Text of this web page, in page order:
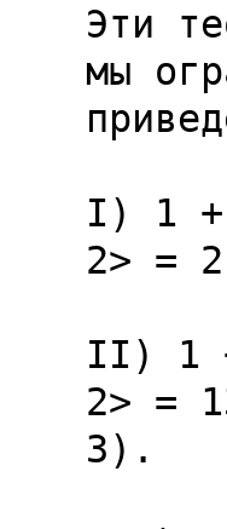
Эти
мы
I) 1
2> =
II) 1
2> =
3).